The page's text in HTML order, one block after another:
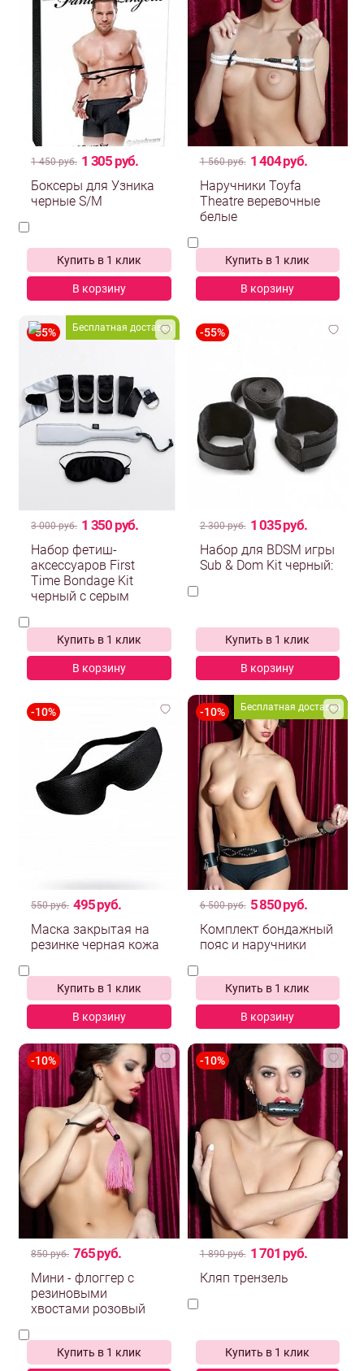
1 305 руб.
1 450 руб.
Купить в 1 клик
В корзину
1 404 руб.
1 560 руб.
Купить в 1 клик
В корзину
Бесплатная доставка
1 350 руб.
3 000 руб.
Купить в 1 клик
В корзину
1 035 руб.
2 300 руб.
Купить в 1 клик
В корзину
495 руб.
550 руб.
Купить в 1 клик
В корзину
Бесплатная доставка
5 850 руб.
6 500 руб.
Купить в 1 клик
В корзину
765 руб.
850 руб.
Купить в 1 клик
1 701 руб.
1 890 руб.
Купить в 1 клик